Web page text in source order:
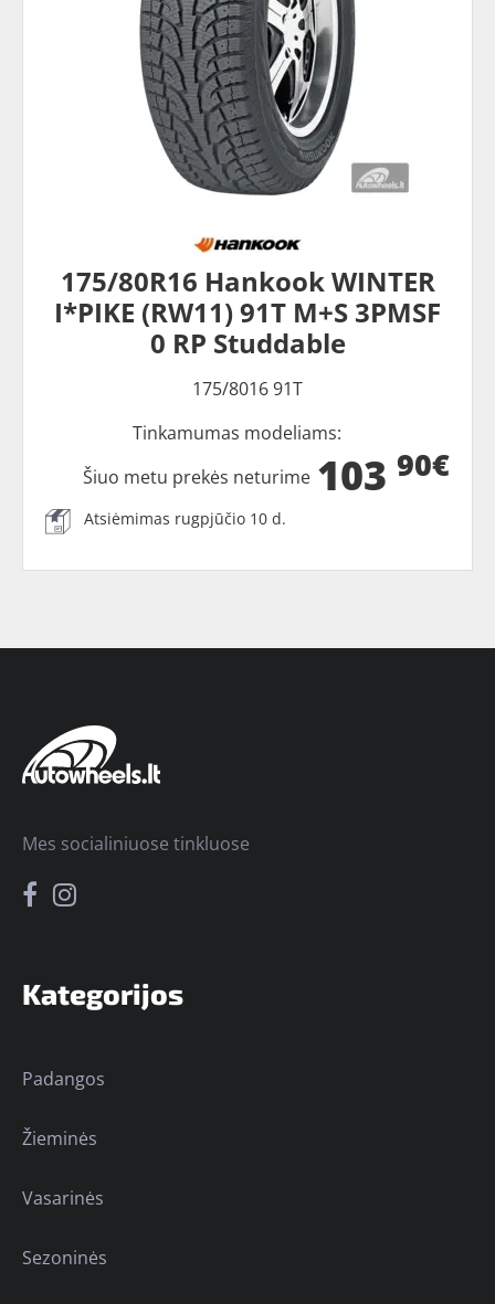
175/80R16 Hankook WINTER
I*PIKE (RW11) 91T M+S 3PMSF
0 RP Studdable
175/8016 91T
Tinkamumas modeliams:
103 90€
Šiuo metu prekės neturime
Atsiėmimas rugpjūčio 10 d.
Kategorijos
Padangos
Žieminės
Vasarinės
Sezoninės
Mes socialiniuose tinkluose